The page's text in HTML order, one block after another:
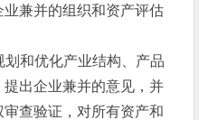
兼并的组织和资产评估
和优化产业结构、产品
出企业兼并的意见，并
查验证，对所有资产和